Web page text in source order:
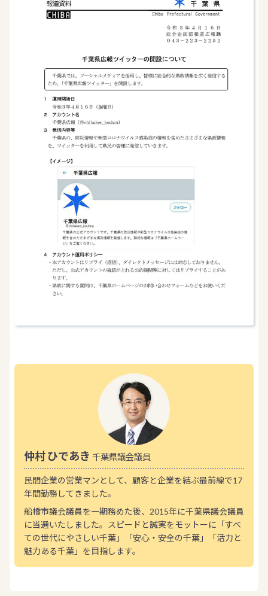
仲村 ひであき 千葉県議会議員
民間企業の営業マンとして、顧客と企業を結ぶ最前線で17
年間勤務してきました。
船橋市議会議員を一期務めた後、2015年に千葉県議会議員
に当選いたしました。スピードと誠実をモットーに「すべ
ての世代にやさしい千葉」「安心・安全の千葉」「活力と
魅力ある千葉」を目指します。